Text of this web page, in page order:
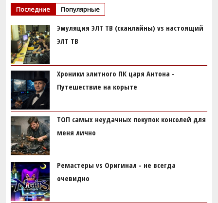
Последние Популярные
Эмуляция ЭЛТ ТВ (сканлайны) vs настоящий
ЭЛТ ТВ
Хроники элитного ПК царя Антона -
Путешествие на корыте
ТОП самых неудачных покупок консолей для
меня лично
Ремастеры vs Оригинал - не всегда
очевидно